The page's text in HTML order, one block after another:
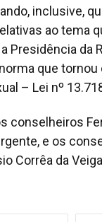
inclusive,
ao tema
Presidência da
que tornou
– Lei nº
conselheiros
e os
Corrêa da